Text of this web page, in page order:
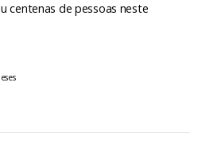
centenas de pessoas neste